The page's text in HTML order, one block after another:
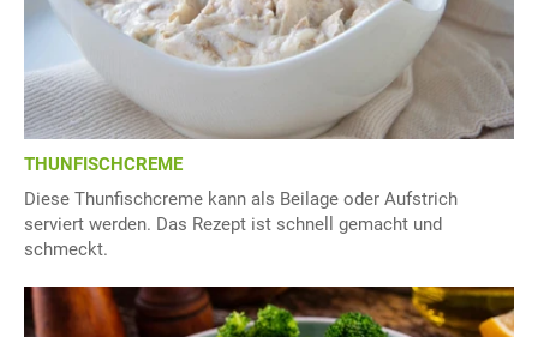
THUNFISCHCREME
Diese Thunfischcreme kann als Beilage oder Aufstrich
serviert werden. Das Rezept ist schnell gemacht und
schmeckt.